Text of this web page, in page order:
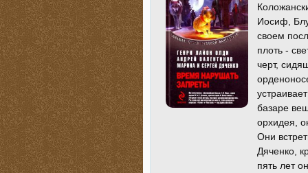
Иосиф,
своем
плоть -
черт,
базаре
орхидея,
Они
Дяченко,
пять лет